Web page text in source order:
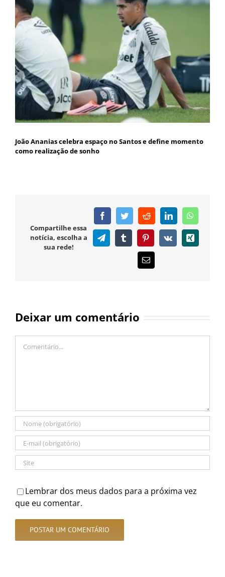
João Ananias celebra espaço no Santos e define momento
como realização de sonho
Compartilhe essa
notícia, escolha a
sua rede!
FacebookTwitterRedditLinkedIn
TelegramTumblr PinterestVk Xing
E-
mail
Deixar um comentário
Lembrar dos meus dados para a próxima vez
que eu comentar.